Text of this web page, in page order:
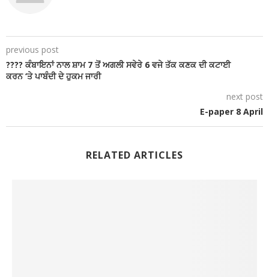
previous post
???? ਕੰਬਾਇਨਾਂ ਨਾਲ ਸ਼ਾਮ 7 ਤੋਂ ਅਗਲੀ ਸਵੇਰੇ 6 ਵਜੇ ਤੱਕ ਕਣਕ ਦੀ ਕਟਾਈ
ਕਰਨ ‘ਤੇ ਪਾਬੰਦੀ ਦੇ ਹੁਕਮ ਜਾਰੀ
next post
E-paper 8 April
RELATED ARTICLES